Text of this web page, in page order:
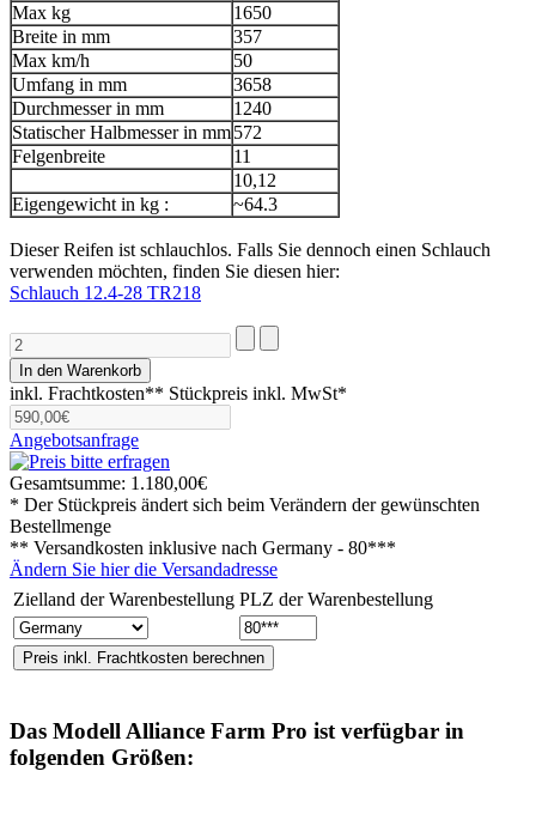
Max kg
1650
Breite in mm
357
Max km/h
50
Umfang in mm
3658
Durchmesser in mm
1240
Statischer Halbmesser in mm572
Felgenbreite
11
10,12
Eigengewicht in kg :
~64.3
Dieser Reifen ist schlauchlos. Falls Sie dennoch einen Schlauch
verwenden möchten, finden Sie diesen hier:
Schlauch 12.4-28 TR218
inkl. Frachtkosten** Stückpreis inkl. MwSt*
Angebotsanfrage
Gesamtsumme: 1.180,00€
* Der Stückpreis ändert sich beim Verändern der gewünschten
Bestellmenge
** Versandkosten inklusive nach Germany - 80***
Ändern Sie hier die Versandadresse
Zielland der Warenbestellung PLZ der Warenbestellung
Das Modell Alliance Farm Pro ist verfügbar in
folgenden Größen: